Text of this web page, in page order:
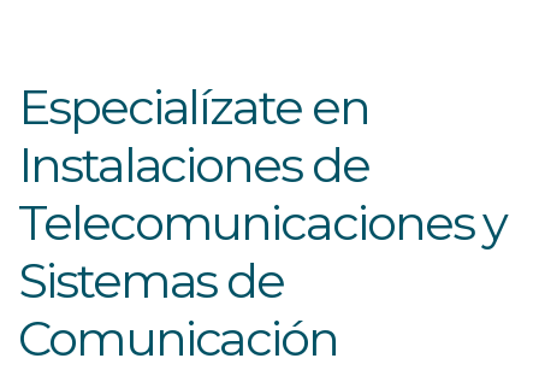
Especialízate en
Instalaciones de
Telecomunicaciones y
Sistemas de
Comunicación